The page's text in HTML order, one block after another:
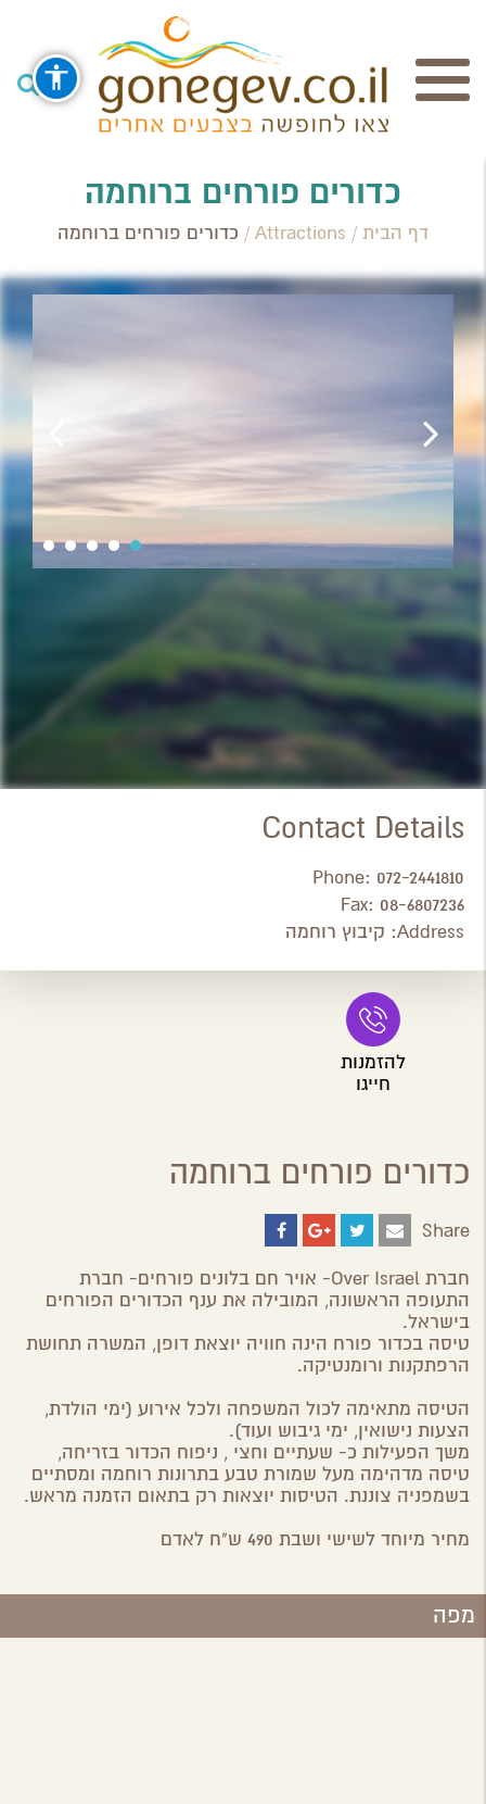
חיפוש
Search Category / Business
Region / Settlement
כדורים פורחים ברוחמה
דף הבית /
Attractions
/ כדורים פורחים ברוחמה
Contact Details
Phone: 072-2441810
Fax: 08-6807236
Address: קיבוץ רוחמה
להזמנות
חייגו
כדורים פורחים ברוחמה
Share
Email
Twitter
חברת Over Israel- אויר חם בלונים פורחים- חברת
התעופה הראשונה, המובילה את ענף הכדורים הפורחים
בישראל.
טיסה בכדור פורח הינה חוויה יוצאת דופן, המשרה תחושת
הרפתקנות ורומנטיקה.
הטיסה מתאימה לכול המשפחה ולכל אירוע (ימי הולדת,
הצעות נישואין, ימי גיבוש ועוד).
משך הפעילות כ- שעתיים וחצי , ניפוח הכדור בזריחה,
טיסה מדהימה מעל שמורת טבע בתרונות רוחמה ומסתיים
בשמפניה צוננת. הטיסות יוצאות רק בתאום הזמנה מראש.
מחיר מיוחד לשישי ושבת 490 ש"ח לאדם
מפה